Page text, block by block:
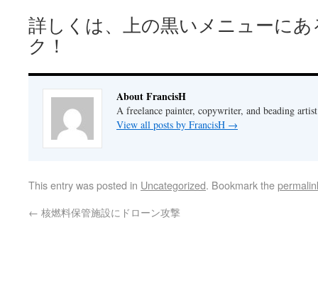
詳しくは、上の黒いメニューに
ク！
About FrancisH
A freelance painter, copywriter, and beading artist
View all posts by FrancisH →
This entry was posted in Uncategorized. Bookmark the
← 核燃料保管施設にドローン攻撃